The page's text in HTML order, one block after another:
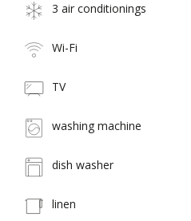
3 air conditionings
Wi-Fi
TV
washing machine
dish washer
linen